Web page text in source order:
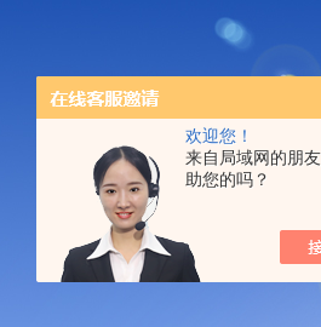
欢迎您！
来自局域网的朋
助您的吗？